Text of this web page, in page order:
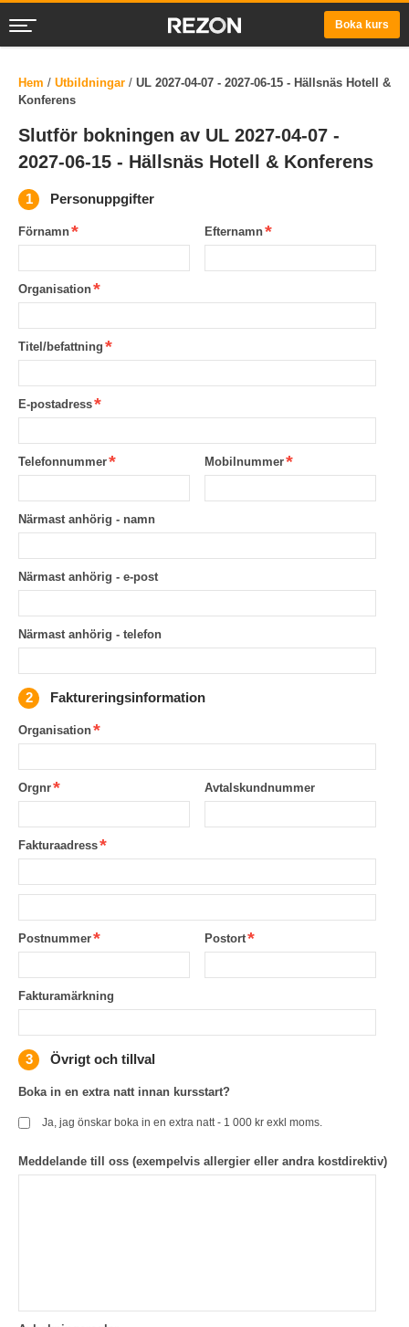
Boka kurs
Hem / Utbildningar / UL 2027-04-07 - 2027-06-15 - Hällsnäs Hotell &
Konferens
Slutför bokningen av UL 2027-04-07 -
2027-06-15 - Hällsnäs Hotell & Konferens
Personuppgifter
Förnamn Efternamn
Organisation
Titel/befattning
E-postadress
Telefonnummer Mobilnummer
Närmast anhörig - namn
Närmast anhörig - e-post
Närmast anhörig - telefon
Faktureringsinformation
Organisation
Orgnr Avtalskundnummer
Fakturaadress
Postnummer Postort
Fakturamärkning
Övrigt och tillval
Boka in en extra natt innan kursstart?
Ja, jag önskar boka in en extra natt - 1 000 kr exkl moms.
Meddelande till oss (exempelvis allergier eller andra kostdirektiv)